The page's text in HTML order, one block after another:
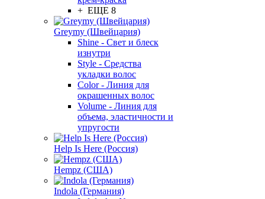
+ ЕЩЕ 8
Greymy (Швейцария)
Shine - Свет и блеск
изнутри
Style - Средства
укладки волос
Color - Линия для
окрашенных волос
Volume - Линия для
объема, эластичности и
упругости
Help Is Here (Россия)
Hempz (США)
Indola (Германия)